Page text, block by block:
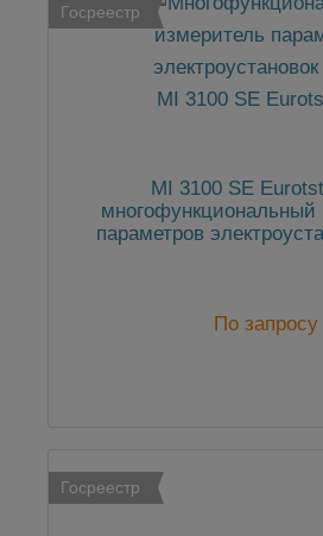
Госреестр
MI 3100 SE
многофункциональный
параметров
По запросу
Госреестр